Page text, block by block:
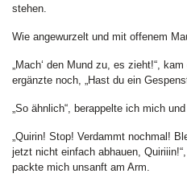
stehen.
Wie angewurzelt und mit offenem
„Mach‘ den Mund zu, es zieht!“,
ergänzte noch, „Hast du ein
„So ähnlich“, berappelte ich mich
„Quirin! Stop! Verdammt nochmal!
jetzt nicht einfach abhauen,
packte mich unsanft am Arm.